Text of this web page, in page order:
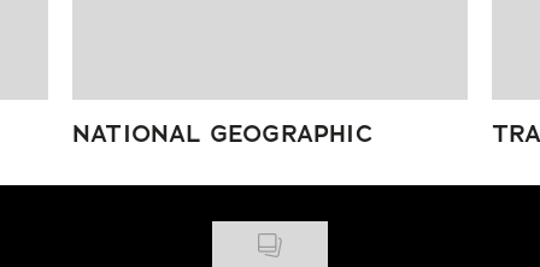
NATIONAL GEOGRAPHIC